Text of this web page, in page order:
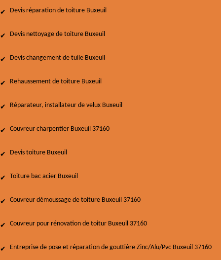
Devis réparation de toiture Buxeuil
Devis nettoyage de toiture Buxeuil
Devis changement de tuile Buxeuil
Rehaussement de toiture Buxeuil
Réparateur, installateur de velux Buxeuil
Couvreur charpentier Buxeuil 37160
Devis toiture Buxeuil
Toiture bac acier Buxeuil
Couvreur démoussage de toiture Buxeuil 37160
Couvreur pour rénovation de toitur Buxeuil 37160
Entreprise de pose et réparation de gouttière Zinc/Alu/Pvc Buxeuil 37160